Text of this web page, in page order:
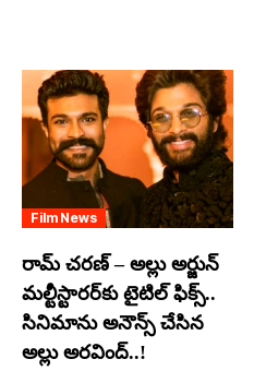
Film News
రామ్ చరణ్ – అల్లు అర్జున్
మల్టీస్టారర్​కు టైటిల్ ఫిక్స్..
సినిమాను అనౌన్స్ చేసిన
అల్లు అరవింద్..!